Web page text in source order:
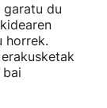
du
horrek.